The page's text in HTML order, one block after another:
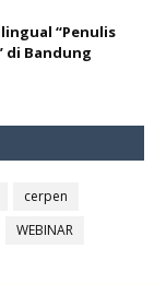
“Penulis
di Bandung
cerpen
WEBINAR